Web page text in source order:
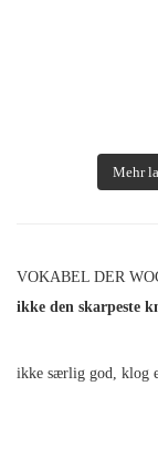
Mehr
VOKABEL DER
ikke den skarpeste
ikke særlig god, klog